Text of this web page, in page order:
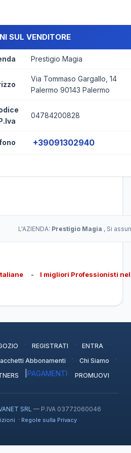
SUL VENDITORE
Prestigio Magia
Via Tommaso Gargallo, 14
Palermo 90143 Palermo
04784200828
+39091302940
L'AZIENDA: Prestigio Magia , Si
- I migliori Professionisti
· REGISTRATI · ENTRA ·
Abbonamenti · Chi Siamo ·
PAGAMENTI· PROMUOVI
SRL — P.IVA 03772060046
· Regole sulla Privacy